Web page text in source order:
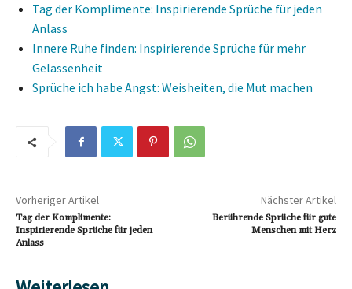
Tag der Komplimente: Inspirierende Sprüche für jeden
Anlass
Innere Ruhe finden: Inspirierende Sprüche für mehr
Gelassenheit
Sprüche ich habe Angst: Weisheiten, die Mut machen
Vorheriger Artikel
Tag der Komplimente:
Inspirierende Sprüche für jeden
Anlass
Nächster Artikel
Berührende Sprüche für gute
Menschen mit Herz